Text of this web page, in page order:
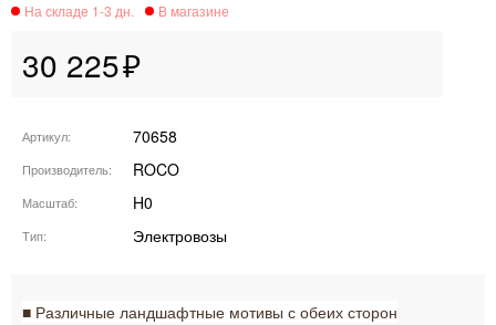
30 225
Артикул 70658
Производитель ROCO
Масштаб H0
Тип Электровозы
■ Различные ландшафтные мотивы с обеих сторон